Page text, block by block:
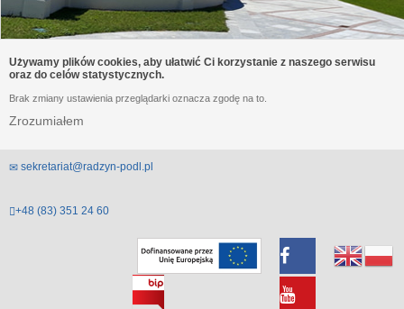
Używamy plików cookies, aby ułatwić Ci korzystanie z naszego serwisu
oraz do celów statystycznych.
Brak zmiany ustawienia przeglądarki oznacza zgodę na to.
Zrozumiałem
sekretariat@radzyn-podl.pl
+48 (83) 351 24 60